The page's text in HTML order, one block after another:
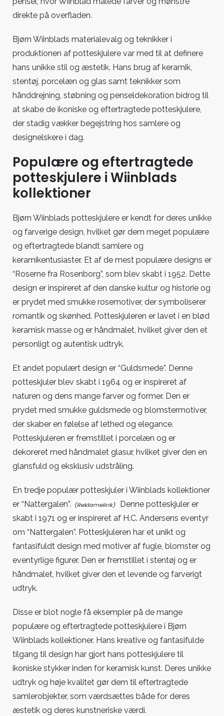
direkte på overfladen.
Bjørn Wiinblads materialevalg og teknikker i
produktionen af potteskjulere var med til at definere
hans unikke stil og æstetik. Hans brug af keramik,
stentøj, porcelæn og glas samt teknikker som
hånddrejning, støbning og penseldekoration bidrog til
at skabe de ikoniske og eftertragtede potteskjulere,
der stadig vækker begejstring hos samlere og
designelskere i dag.
Populære og eftertragtede
potteskjulere i Wiinblads
kollektioner
Bjørn Wiinblads potteskjulere er kendt for deres unikke
og farverige design, hvilket gør dem meget populære
og eftertragtede blandt samlere og
keramikentusiaster. Et af de mest populære designs er
“Roserne fra Rosenborg”, som blev skabt i 1952. Dette
design er inspireret af den danske kultur og historie og
er prydet med smukke rosemotiver, der symboliserer
romantik og skønhed. Potteskjuleren er lavet i en blød
keramisk masse og er håndmalet, hvilket giver den et
personligt og autentisk udtryk.
Et andet populært design er “Guldsmede”. Denne
potteskjuler blev skabt i 1964 og er inspireret af
naturen og dens mange farver og former. Den er
prydet med smukke guldsmede og blomstermotiver,
der skaber en følelse af lethed og elegance.
Potteskjuleren er fremstillet i porcelæn og er
dekoreret med håndmalet glasur, hvilket giver den en
glansfuld og eksklusiv udstråling.
En tredje populær potteskjuler i Wiinblads kollektioner
er “Nattergalen”.
Denne potteskjuler er
skabt i 1971 og er inspireret af H.C. Andersens eventyr
om “Nattergalen”. Potteskjuleren har et unikt og
fantasifuldt design med motiver af fugle, blomster og
eventyrlige figurer. Den er fremstillet i stentøj og er
håndmalet, hvilket giver den et levende og farverigt
udtryk.
Disse er blot nogle få eksempler på de mange
populære og eftertragtede potteskjulere i Bjørn
Wiinblads kollektioner. Hans kreative og fantasifulde
tilgang til design har gjort hans potteskjulere til
ikoniske stykker inden for keramisk kunst. Deres unikke
udtryk og høje kvalitet gør dem til eftertragtede
samlerobjekter, som værdsættes både for deres
æstetik og deres kunstneriske værdi.